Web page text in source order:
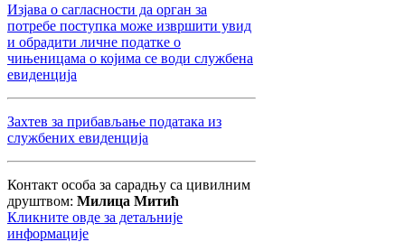
Изјава о сагласности да орган за
потребе поступка може извршити увид
и обрадити личне податке о
чињеницама о којима се води службена
евиденција
Захтев за прибављање података из
службених евиденција
Контакт особа за сарадњу са цивилним
друштвом: Милица Митић
Кликните овде за детаљније
информације